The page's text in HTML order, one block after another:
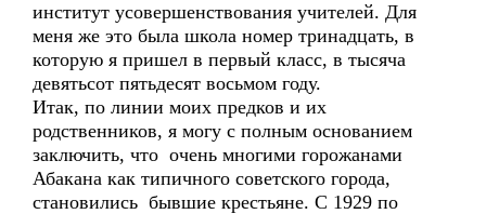
институт усовершенствования учителей. Для
меня же это была школа номер тринадцать, в
которую я пришел в первый класс, в тысяча
девятьсот пятьдесят восьмом году.
Итак, по линии моих предков и их
родственников, я могу с полным основанием
заключить, что очень многими горожанами
Абакана как типичного советского города,
становились бывшие крестьяне. С 1929 по